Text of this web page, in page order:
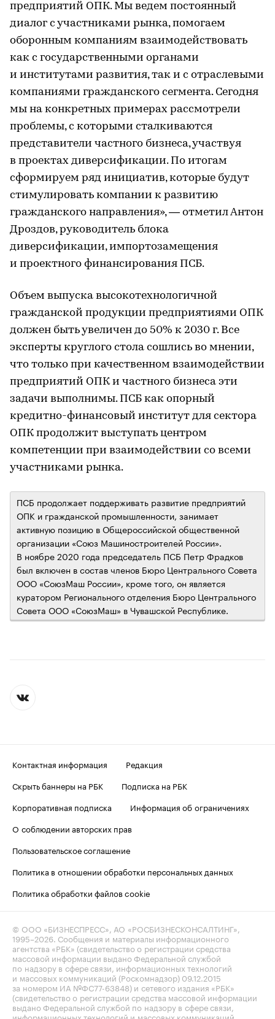
предприятий ОПК. Мы ведем постоянный
диалог с участниками рынка, помогаем
оборонным компаниям взаимодействовать
как с государственными органами
и институтами развития, так и с отраслевыми
компаниями гражданского сегмента. Сегодня
мы на конкретных примерах рассмотрели
проблемы, с которыми сталкиваются
представители частного бизнеса, участвуя
в проектах диверсификации. По итогам
сформируем ряд инициатив, которые будут
стимулировать компании к развитию
гражданского направления», — отметил Антон
Дроздов, руководитель блока
диверсификации, импортозамещения
и проектного финансирования ПСБ.
Объем выпуска высокотехнологичной
гражданской продукции предприятиями ОПК
должен быть увеличен до 50% к 2030 г. Все
эксперты круглого стола сошлись во мнении,
что только при качественном взаимодействии
предприятий ОПК и частного бизнеса эти
задачи выполнимы. ПСБ как опорный
кредитно-финансовый институт для сектора
ОПК продолжит выступать центром
компетенции при взаимодействии со всеми
участниками рынка.
ПСБ продолжает поддерживать развитие предприятий
ОПК и гражданской промышленности, занимает
активную позицию в Общероссийской общественной
организации «Союз Машиностроителей России».
В ноябре 2020 года председатель ПСБ Петр Фрадков
был включен в состав членов Бюро Центрального Совета
ООО «СоюзМаш России», кроме того, он является
куратором Регионального отделения Бюро Центрального
Совета ООО «СоюзМаш» в Чувашской Республике.
Контактная информация
Редакция
Скрыть баннеры на РБК
Подписка на РБК
Корпоративная подписка
Информация об ограничениях
О соблюдении авторских прав
Пользовательское соглашение
Политика в отношении обработки персональных данных
Политика обработки файлов cookie
© ООО «БИЗНЕСПРЕСС», АО «РОСБИЗНЕСКОНСАЛТИНГ»,
1995–2026. Сообщения и материалы информационного
агентства «РБК» (свидетельство о регистрации средства
массовой информации выдано Федеральной службой
по надзору в сфере связи, информационных технологий
и массовых коммуникаций (Роскомнадзор) 09.12.2015
за номером ИА №ФС77-63848) и сетевого издания «РБК»
(свидетельство о регистрации средства массовой информации
выдано Федеральной службой по надзору в сфере связи,
информационных технологий и массовых коммуникаций